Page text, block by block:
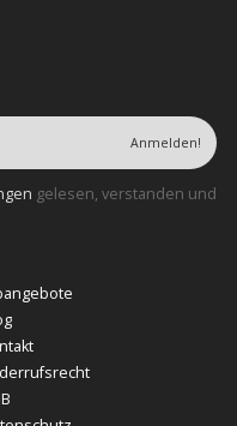
gelesen, verstanden und